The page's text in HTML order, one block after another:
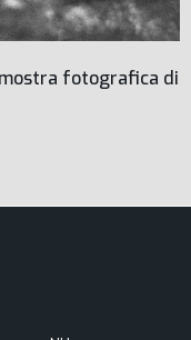
mostra fotografica di